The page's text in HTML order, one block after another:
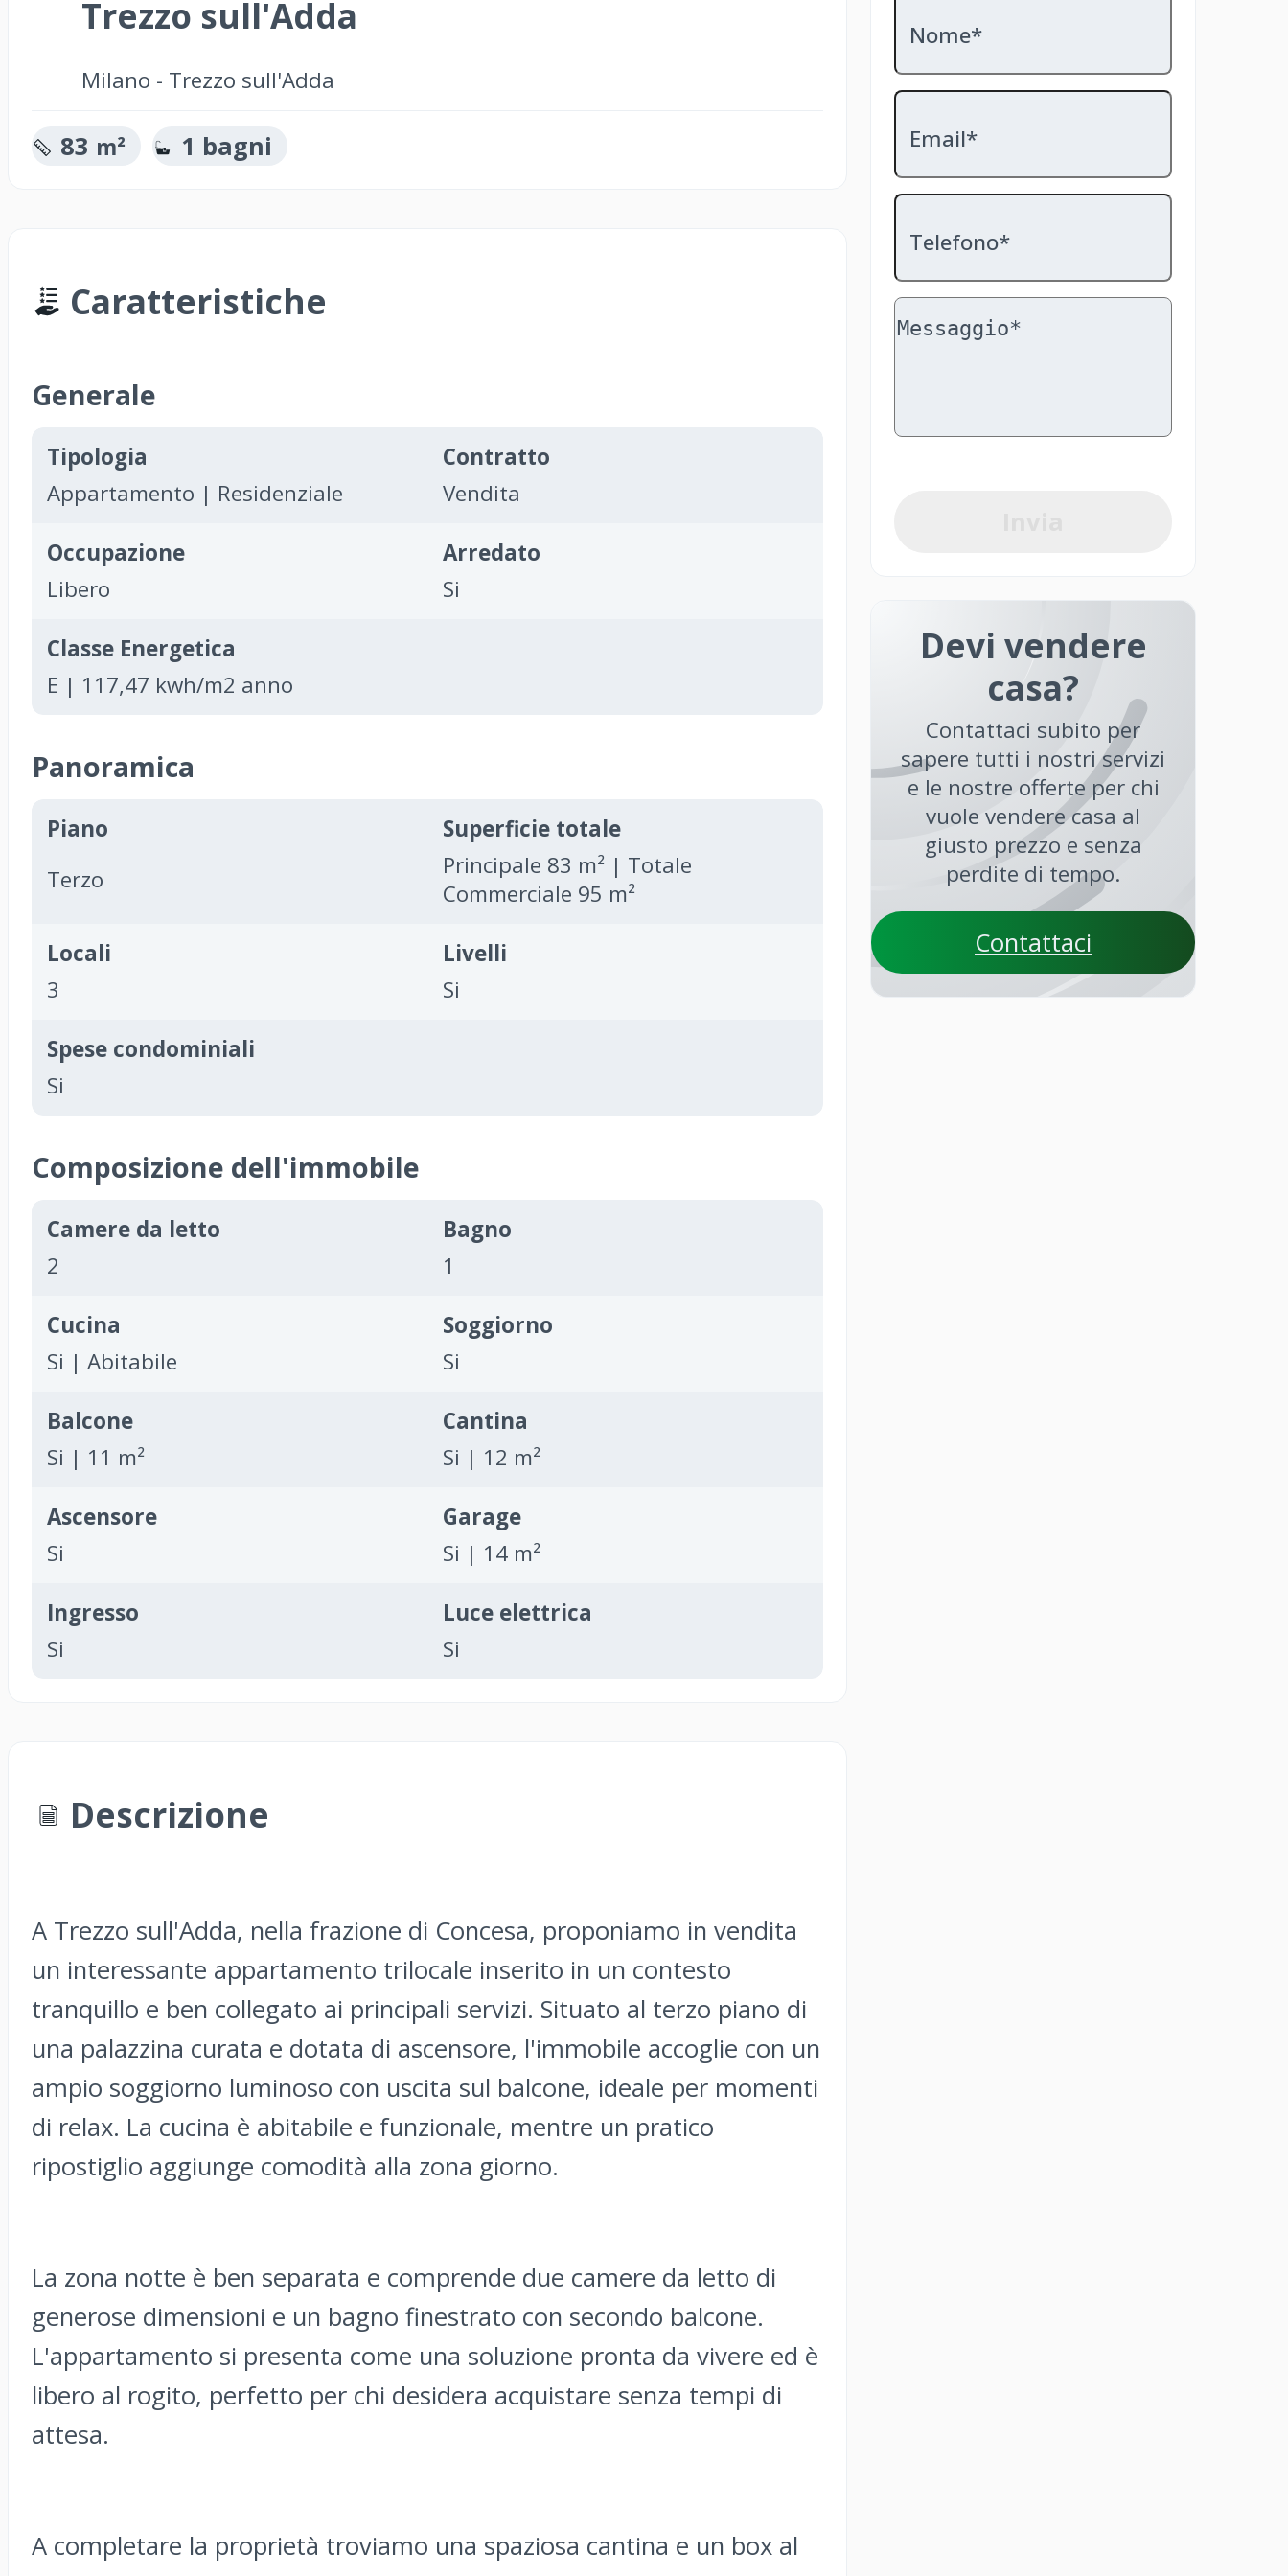
Trezzo sull'Adda
Milano - Trezzo sull'Adda
83 m² 1 bagni
Caratteristiche
Generale
Tipologia
Appartamento | Residenziale
Contratto
Vendita
Occupazione
Libero
Arredato
Si
Classe Energetica
E | 117,47 kwh/m2 anno
Panoramica
Piano
Terzo
Superficie totale
Principale 83 m² | Totale
Commerciale 95 m²
Locali
3
Livelli
Si
Spese condominiali
Si
Composizione dell'immobile
Camere da letto
2
Bagno
1
Cucina
Si | Abitabile
Soggiorno
Si
Balcone
Si | 11 m²
Cantina
Si | 12 m²
Ascensore
Si
Garage
Si | 14 m²
Ingresso
Si
Luce elettrica
Si
Descrizione
A Trezzo sull'Adda, nella frazione di Concesa, proponiamo in vendita
un interessante appartamento trilocale inserito in un contesto
tranquillo e ben collegato ai principali servizi. Situato al terzo piano di
una palazzina curata e dotata di ascensore, l'immobile accoglie con un
ampio soggiorno luminoso con uscita sul balcone, ideale per momenti
di relax. La cucina è abitabile e funzionale, mentre un pratico
ripostiglio aggiunge comodità alla zona giorno.
La zona notte è ben separata e comprende due camere da letto di
generose dimensioni e un bagno finestrato con secondo balcone.
L'appartamento si presenta come una soluzione pronta da vivere ed è
libero al rogito, perfetto per chi desidera acquistare senza tempi di
attesa.
A completare la proprietà troviamo una spaziosa cantina e un box al
Nome*
Email*
Telefono*
Devi vendere
casa?
Contattaci subito per
sapere tutti i nostri servizi
e le nostre offerte per chi
vuole vendere casa al
giusto prezzo e senza
perdite di tempo.
Contattaci